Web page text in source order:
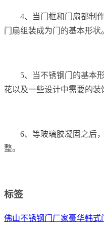
4、当门框和门扇都制
门扇组装成为门的基本形状
5、当不锈钢门的基本
花以及一些设计中需要的装
6、等玻璃胶凝固之后
整。
标签
佛山不锈钢门厂家豪华韩式